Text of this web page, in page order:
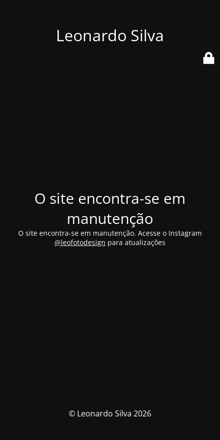
Leonardo Silva
O site encontra-se em
manutenção
O site encontra-se em manutenção. Acesse o Instagram
@leofotodesign para atualizações
© Leonardo Silva 2026